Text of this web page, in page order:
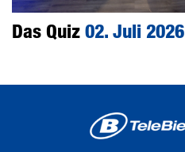
Das Quiz 02. Juli 2026